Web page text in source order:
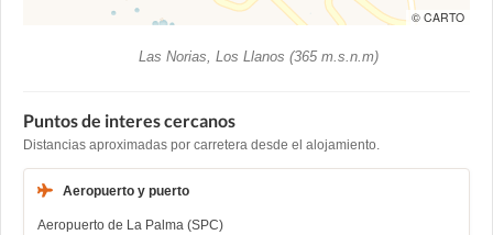
© CARTO
Las Norias, Los Llanos (365 m.s.n.m)
Puntos de interes cercanos
Distancias aproximadas por carretera desde el alojamiento.
Aeropuerto y puerto
Aeropuerto de La Palma (SPC)